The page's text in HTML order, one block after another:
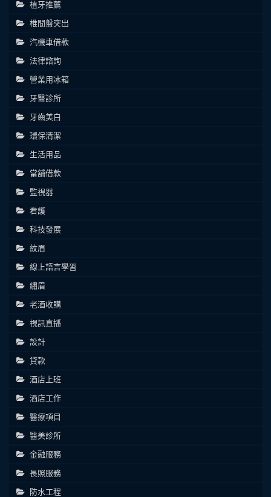
植牙推薦
椎間盤突出
汽機車借款
法律諮詢
營業用冰箱
牙醫診所
牙齒美白
環保清潔
生活用品
當舖借款
監視器
看護
科技發展
紋眉
線上語言學習
繡眉
老酒收購
視訊直播
設計
貸款
酒店上班
酒店工作
醫療項目
醫美診所
金融服務
長照服務
防水工程